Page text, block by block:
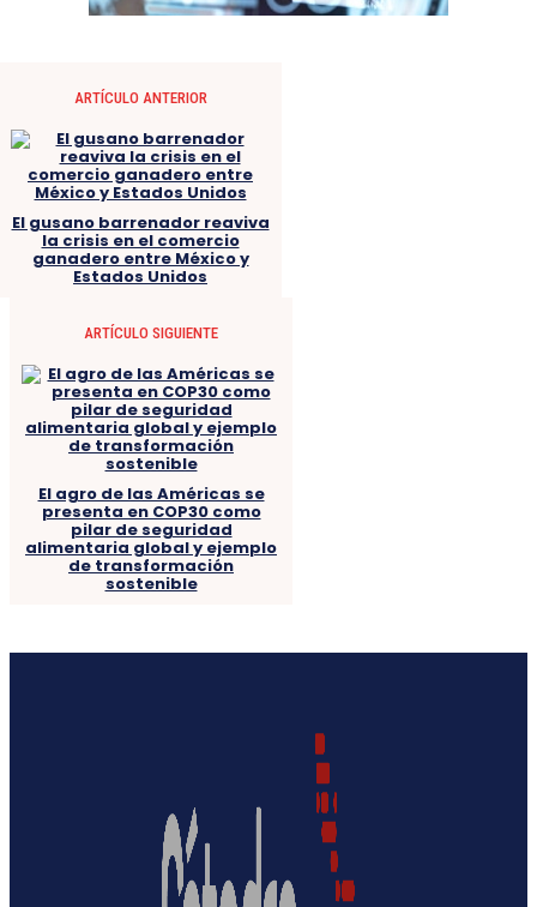
ARTÍCULO ANTERIOR
El gusano barrenador reaviva
la crisis en el comercio
ganadero entre México y
Estados Unidos
ARTÍCULO SIGUIENTE
El agro de las Américas se
presenta en COP30 como
pilar de seguridad
alimentaria global y ejemplo
de transformación
sostenible